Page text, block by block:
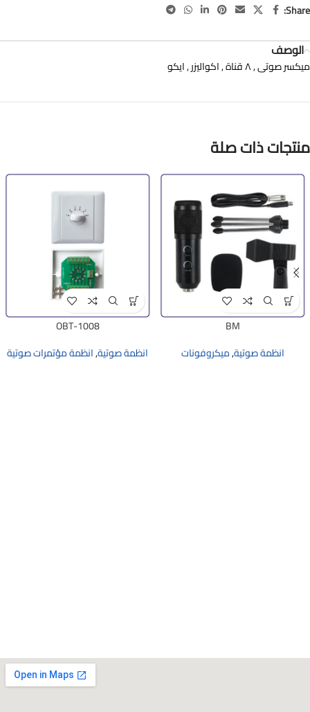
Share:
الوصف
ميكسر صوتى , ٨ قناة , اكواليزر , ايكو
منتجات ذات صلة
BM
انظمة صوتية,ميكروفونات
OBT-1008
انظمة صوتية,انظمة مؤتمرات صوتية